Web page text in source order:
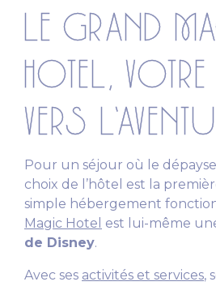
LE GRAND
HOTEL, VOTRE
VERS
Pour un séjour où le
choix de l’hôtel est la
simple hébergement
Magic Hotel est lui-même
de Disney.
Avec ses activités et services,